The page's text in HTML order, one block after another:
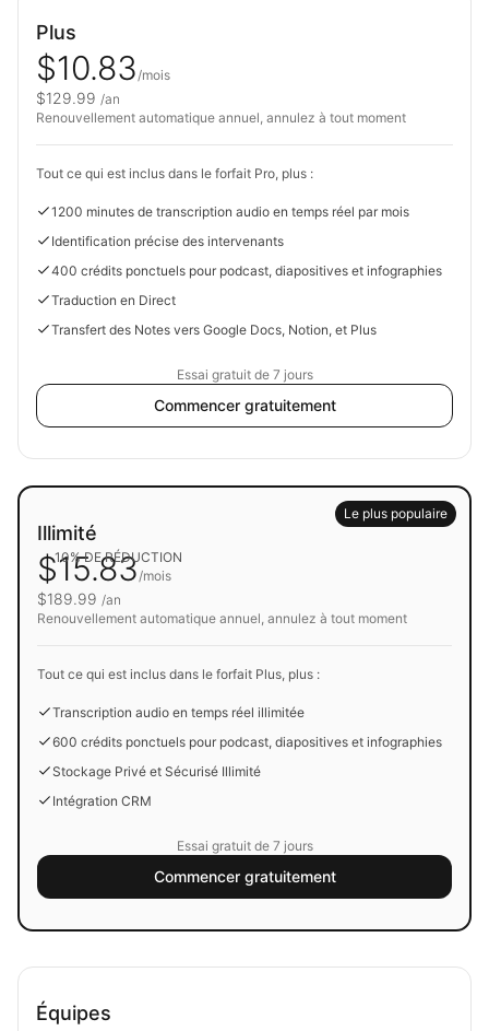
Plus
$10.83/mois
$129.99 /an
Renouvellement automatique annuel, annulez à tout moment
Tout ce qui est inclus dans le forfait Pro, plus :
1200 minutes de transcription audio en temps réel par mois
Identification précise des intervenants
400 crédits ponctuels pour podcast, diapositives et infographies
Traduction en Direct
Transfert des Notes vers Google Docs, Notion, et Plus
Essai gratuit de 7 jours
Commencer gratuitement
Le plus populaire
Illimité
$15.83
10% DE RÉDUCTION
/mois
$189.99 /an
Renouvellement automatique annuel, annulez à tout moment
Tout ce qui est inclus dans le forfait Plus, plus :
Transcription audio en temps réel illimitée
600 crédits ponctuels pour podcast, diapositives et infographies
Stockage Privé et Sécurisé Illimité
Intégration CRM
Essai gratuit de 7 jours
Commencer gratuitement
Équipes